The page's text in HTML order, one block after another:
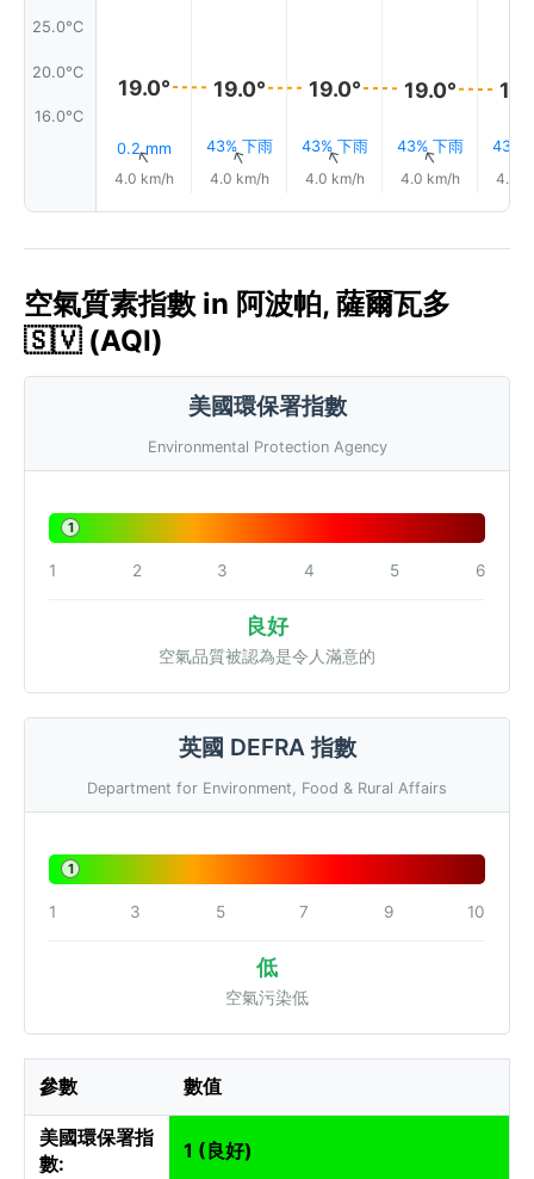
25.0°C
20.0°C
16.0°C
19.0°
0.2 mm
↑
4.0 km/h
19.0°
43% 下雨
↑
4.0 km/h
19.0°
43% 下雨
↑
4.0 km/h
19.0°
43% 下雨
↑
4.0 km/h
43%
4.0
空氣質素指數 in 阿波帕, 薩爾瓦多
🇸🇻 (AQI)
美國環保署指數
Environmental Protection Agency
1
1 2 3 4 5 6
良好
空氣品質被認為是令人滿意的
英國 DEFRA 指數
Department for Environment, Food & Rural Affairs
1
1 3 5 7 9 10
低
空氣污染低
參數 數值
美國環保署指
數:
1 (良好)